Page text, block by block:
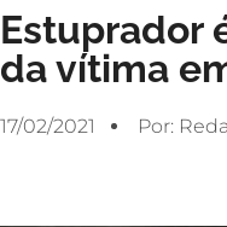
Estuprador
da vítima
17/02/2021 Por: